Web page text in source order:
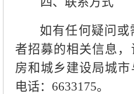
如有任何疑问
者招募的相关信息
房和城乡建设局城
电话：6633175。